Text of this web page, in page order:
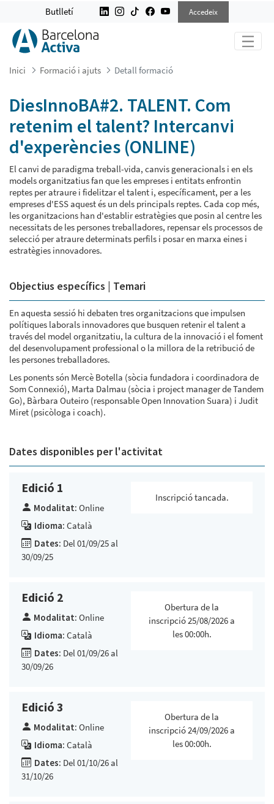
DIESINNOBA#2. TALENT. COM
Butlletí Accedeix
Inici Formació i ajuts Detall formació
DiesInnoBA#2. TALENT. Com
retenim el talent? Intercanvi
d'experències (ONLINE)
El canvi de paradigma treball-vida, canvis generacionals i en els
models organitzatius fan que les empreses i entitats enfrontin
reptes per atraure i fidelitzar el talent i, específicament, per a les
empreses d'ESS aquest és un dels principals reptes. Cada cop més,
les organitzacions han d'establir estratègies que posin al centre les
necessitats de les persones treballadores, repensar els processos de
selecció per atraure determinats perfils i posar en marxa eines i
estratègies innovadores.
Objectius específics | Temari
En aquesta sessió hi debaten tres organitzacions que impulsen
polítiques laborals innovadores que busquen retenir el talent a
través del model organitzatiu, la cultura de la innovació i el foment
del desenvolupament professional o la millora de la retribució de
les persones treballadores.
Les ponents són Mercè Botella (sòcia fundadora i coordinadora de
Som Connexió), Marta Dalmau (sòcia i project manager de Tandem
Go), Bàrbara Outeiro (responsable Open Innovation Suara) i Judit
Miret (psicòloga i coach).
Dates disponibles per l'activitat
Edició 1
Modalitat: Online
Idioma: Català
Dates: Del 01/09/25 al
30/09/25
Inscripció tancada.
Edició 2
Modalitat: Online
Idioma: Català
Dates: Del 01/09/26 al
30/09/26
Obertura de la
inscripció 25/08/2026 a
les 00:00h.
Edició 3
Modalitat: Online
Idioma: Català
Dates: Del 01/10/26 al
31/10/26
Obertura de la
inscripció 24/09/2026 a
les 00:00h.